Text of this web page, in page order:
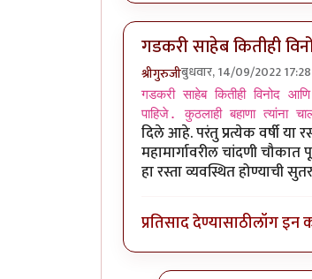
गडकरी साहेब कितीही
श्रीगुरुजीबुधवार, 14/09/2022 17:28
गडकरी साहेब कितीही विनोद
पाहिजे. कुठलाही बहाणा त्यांना
दिले आहे. परंतु प्रत्येक वर्षी
महामार्गावरील चांदणी
हा रस्ता व्यवस्थित होण्याची
प्रतिसाद देण्यासाठीलॉग इन